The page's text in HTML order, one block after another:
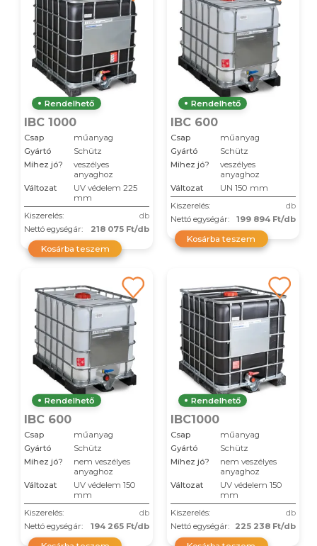
Rendelhető
IBC 1000
Csap
műanyag
Gyártó
Schütz
Mihez jó?
veszélyes
anyaghoz
Változat
UV védelem 225
mm
Kiszerelés:
db
Nettó egységár:
218 075 Ft/db
Kosárba teszem
Rendelhető
IBC 600
Csap
műanyag
Gyártó
Schütz
Mihez jó?
veszélyes
anyaghoz
Változat
UN 150 mm
Kiszerelés:
db
Nettó egységár:
199 894 Ft/db
Kosárba teszem
Rendelhető
IBC 600
Csap
műanyag
Gyártó
Schütz
Mihez jó?
nem veszélyes
anyaghoz
Változat
UV védelem 150
mm
Kiszerelés:
db
Nettó egységár:
194 265 Ft/db
Rendelhető
IBC1000
Csap
műanyag
Gyártó
Schütz
Mihez jó?
nem veszélyes
anyaghoz
Változat
UV védelem 150
mm
Kiszerelés:
db
Nettó egységár:
225 238 Ft/db